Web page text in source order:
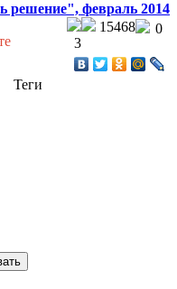
решение", февраль 2014
0
15468
3
Теги